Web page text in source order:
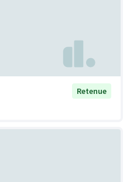
Retenue